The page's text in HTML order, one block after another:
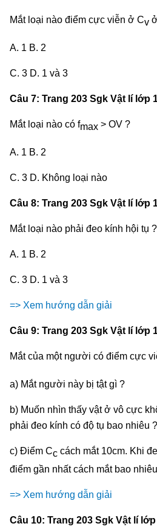
Mắt loại nào điểm cực viễn ở Cv
A. 1 B. 2
C. 3 D. 1 và 3
Câu 7: Trang 203 Sgk Vật lí lớp
Mắt loại nào có fmax > OV ?
A. 1 B. 2
C. 3 D. Không loại nào
Câu 8: Trang 203 Sgk Vật lí lớp
Mắt loại nào phải đeo kính hội tụ ?
A. 1 B. 2
C. 3 D. 1 và 3
=> Xem hướng dẫn giải
Câu 9: Trang 203 Sgk Vật lí lớp
Mắt của một người có điểm cực
a) Mắt người này bị tật gì ?
b) Muốn nhìn thấy vật ở vô cực
phải đeo kính có độ tụ bao nhiêu
c) Điểm Cc cách mắt 10cm. Khi
điểm gần nhất cách mắt bao
=> Xem hướng dẫn giải
Câu 10: Trang 203 Sgk Vật lí lớp